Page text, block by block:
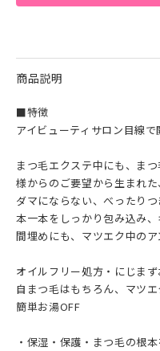
商品説明
■特徴
アイビューティサロン目線
まつ毛エクステ中にも、ま
様からのご要望から生まれた
ダマにならない、べったり
本一本をしっかり包み込み
間埋めにも、マツエク中のア
オイルフリー処方・にじま
自まつ毛はもちろん、マツ
簡単お湯OFF
・保湿・保護・まつ毛の根